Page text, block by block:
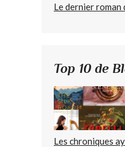
Le dernier roman
Top 10 de
Les chroniques